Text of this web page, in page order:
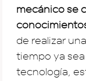
mecánico se
de realizar
tiempo ya
tecnología,